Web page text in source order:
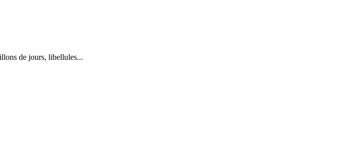
de jours, libellules...